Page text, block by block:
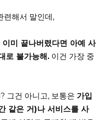
련해서 말인데,
미 끝나버렸다면 아예 사
로 불가능해. 이건 가장 중
그건 아니고, 보통은 가입
같은 거)나 서비스를 사